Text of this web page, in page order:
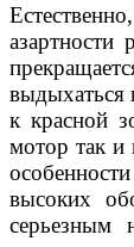
азартности
выдыхаться
к красной
мотор так и
высоких
серьезным